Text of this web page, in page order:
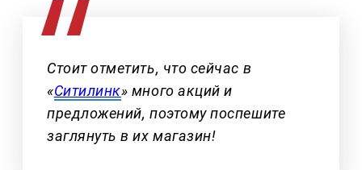
Стоит отметить, что сейчас в
«Ситилинк» много акций и
предложений, поэтому поспешите
заглянуть в их магазин!